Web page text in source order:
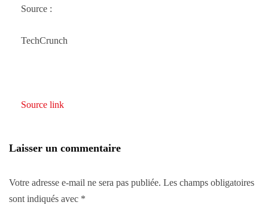
Source :
TechCrunch
Source link
Laisser un commentaire
Votre adresse e-mail ne sera pas publiée. Les champs obligatoires
sont indiqués avec *